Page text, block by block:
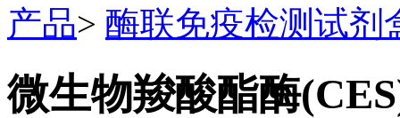
产品> 酶联免疫检测试剂
微生物羧酸酯酶